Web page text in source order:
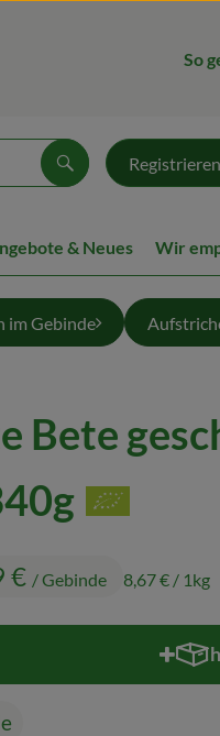
So
Registrieren
Suchen
& Neues Wir
im Gebinde
Bete
€ / Gebinde 8,67 € / 1kg
hinzufügen